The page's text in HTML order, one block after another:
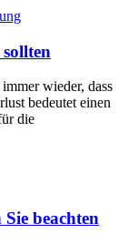
wieder, dass
bedeutet einen
die
beachten